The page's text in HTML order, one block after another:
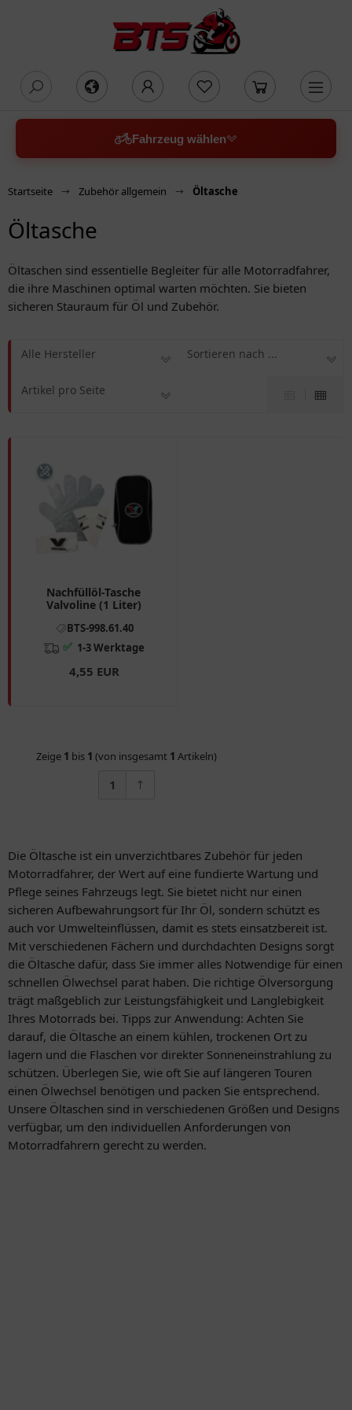
Fahrzeug wählen
Startseite Zubehör allgemein Öltasche
Öltasche
Öltaschen sind essentielle Begleiter für alle Motorradfahrer,
die ihre Maschinen optimal warten möchten. Sie bieten
sicheren Stauraum für Öl und Zubehör.
Alle Hersteller Sortieren nach ...
Artikel pro Seite
Nachfüllöl-Tasche
Valvoline (1 Liter)
BTS-998.61.40
✅ 1-3 Werktage
4,55 EUR
Zeige 1 bis 1 (von insgesamt 1 Artikeln)
1
Die Öltasche ist ein unverzichtbares Zubehör für jeden
Motorradfahrer, der Wert auf eine fundierte Wartung und
Pflege seines Fahrzeugs legt. Sie bietet nicht nur einen
sicheren Aufbewahrungsort für Ihr Öl, sondern schützt es
auch vor Umwelteinflüssen, damit es stets einsatzbereit ist.
Mit verschiedenen Fächern und durchdachten Designs sorgt
die Öltasche dafür, dass Sie immer alles Notwendige für einen
schnellen Ölwechsel parat haben. Die richtige Ölversorgung
trägt maßgeblich zur Leistungsfähigkeit und Langlebigkeit
Ihres Motorrads bei. Tipps zur Anwendung: Achten Sie
darauf, die Öltasche an einem kühlen, trockenen Ort zu
lagern und die Flaschen vor direkter Sonneneinstrahlung zu
schützen. Überlegen Sie, wie oft Sie auf längeren Touren
einen Ölwechsel benötigen und packen Sie entsprechend.
Unsere Öltaschen sind in verschiedenen Größen und Designs
verfügbar, um den individuellen Anforderungen von
Motorradfahrern gerecht zu werden.